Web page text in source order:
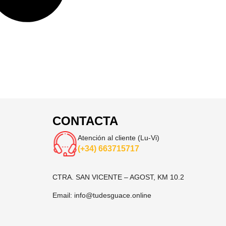
CONTACTA
Atención al cliente (Lu-Vi)
(+34) 663715717
CTRA. SAN VICENTE – AGOST, KM 10.2
Email: info@tudesguace.online